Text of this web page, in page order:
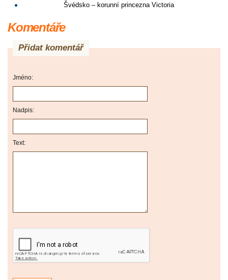
Švédsko – korunní princezna Victoria
Komentáře
Přidat komentář
Jméno:
Nadpis:
Text: